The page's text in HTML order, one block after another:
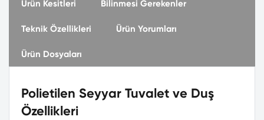
Ürün Kesitleri Bilinmesi Gerekenler
Teknik Özellikleri Ürün Yorumları
Ürün Dosyaları
Polietilen Seyyar Tuvalet ve Duş
Özellikleri